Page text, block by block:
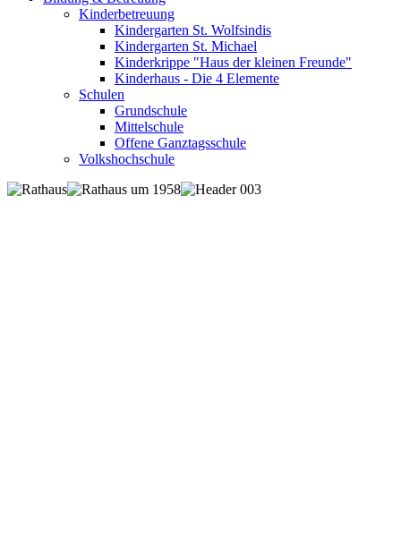
Kinderbetreuung
Kindergarten St. Wolfsindis
Kindergarten St. Michael
Kinderkrippe "Haus der kleinen Freunde"
Kinderhaus - Die 4 Elemente
Schulen
Grundschule
Mittelschule
Offene Ganztagsschule
Volkshochschule